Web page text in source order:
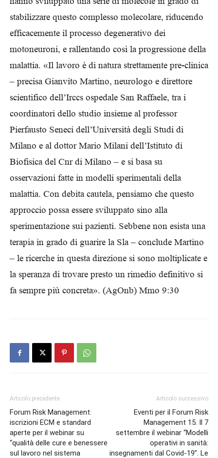
stabilizzare questo complesso molecolare, riducendo
efficacemente il processo degenerativo dei
motoneuroni, e rallentando così la progressione della
malattia. «Il lavoro è di natura strettamente pre-clinica
– precisa Gianvito Martino, neurologo e direttore
scientifico dell’Irccs ospedale San Raffaele, tra i
coordinatori dello studio insieme al professor
Pierfausto Seneci dell’Università degli Studi di
Milano e al dottor Mario Milani dell’Istituto di
Biofisica del Cnr di Milano – e si basa su
osservazioni fatte in modelli sperimentali della
malattia. Con debita cautela, pensiamo che questo
approccio possa essere sviluppato sino alla
sperimentazione sui pazienti. Sebbene non esista una
terapia in grado di guarire la Sla – conclude Martino
– le ricerche in questa direzione si sono moltiplicate e
la speranza di trovare presto un rimedio definitivo si
fa sempre più concreta». (AgOnb) Mmo 9:30
Articolo precedente
Forum Risk Management:
iscrizioni ECM e standard
aperte per il webinar su
“qualità delle cure e benessere
sul lavoro nel sistema
Articolo successivo
Eventi per il Forum Risk
Management 15. Il 7
settembre il webinar “Modelli
operativi in sanità:
insegnamenti dal Covid-19”. Le